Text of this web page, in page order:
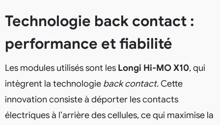
Technologie back contact :
performance et fiabilité
Les modules utilisés sont les Longi Hi-MO X10, qui
intègrent la technologie back contact. Cette
innovation consiste à déporter les contacts
électriques à l’arrière des cellules, ce qui maximise la